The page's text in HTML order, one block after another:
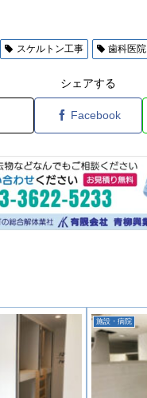
スケルトン工事 歯科医院
シェアする
Facebook
施設・病院